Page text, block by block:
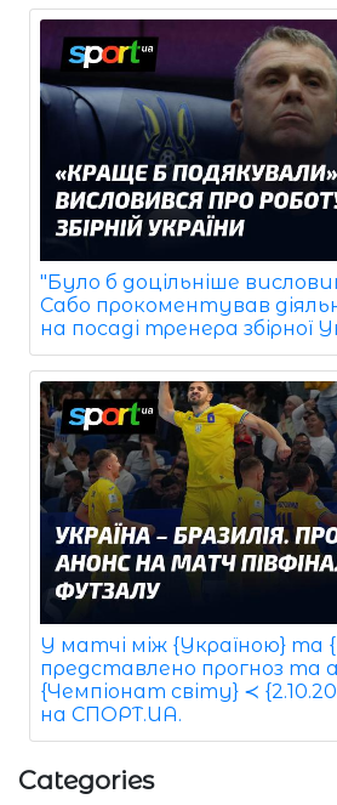
"Було б доцільніше
Сабо прокоментував
на посаді тренера збірної
У матчі між {Україною} та
представлено прогноз та
{Чемпіонат світу} ≺
на СПОРТ.UA.
Categories